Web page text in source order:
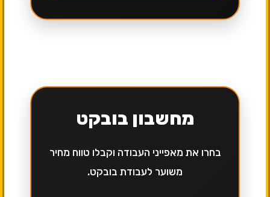
מחשבון בובקט
בחרו את מאפייני העבודה וקבלו טווח מחיר
משוער לעבודת בובקט.